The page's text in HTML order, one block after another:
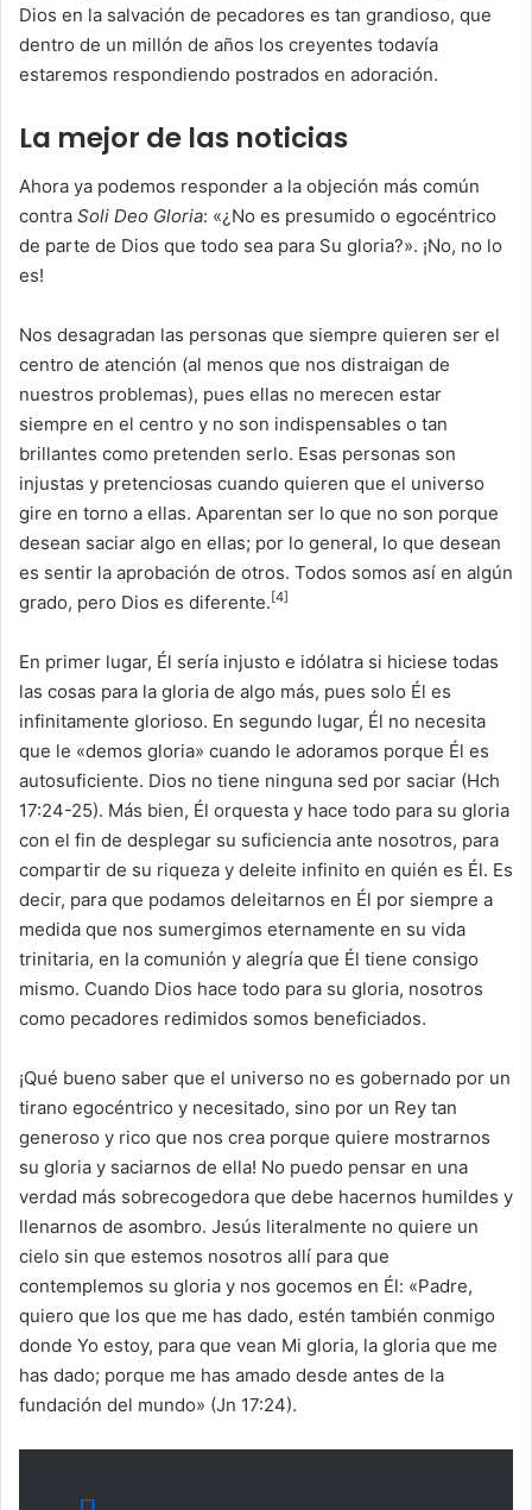
Dios en la salvación de pecadores es tan grandioso, que
dentro de un millón de años los creyentes todavía
estaremos respondiendo postrados en adoración.
La mejor de las noticias
Ahora ya podemos responder a la objeción más común
contra Soli Deo Gloria: «¿No es presumido o egocéntrico
de parte de Dios que todo sea para Su gloria?». ¡No, no lo
es!
Nos desagradan las personas que siempre quieren ser el
centro de atención (al menos que nos distraigan de
nuestros problemas), pues ellas no merecen estar
siempre en el centro y no son indispensables o tan
brillantes como pretenden serlo. Esas personas son
injustas y pretenciosas cuando quieren que el universo
gire en torno a ellas. Aparentan ser lo que no son porque
desean saciar algo en ellas; por lo general, lo que desean
es sentir la aprobación de otros. Todos somos así en algún
grado, pero Dios es diferente. [4]
En primer lugar, Él sería injusto e idólatra si hiciese todas
las cosas para la gloria de algo más, pues solo Él es
infinitamente glorioso. En segundo lugar, Él no necesita
que le «demos gloria» cuando le adoramos porque Él es
autosuficiente. Dios no tiene ninguna sed por saciar (Hch
17:24-25). Más bien, Él orquesta y hace todo para su gloria
con el fin de desplegar su suficiencia ante nosotros, para
compartir de su riqueza y deleite infinito en quién es Él. Es
decir, para que podamos deleitarnos en Él por siempre a
medida que nos sumergimos eternamente en su vida
trinitaria, en la comunión y alegría que Él tiene consigo
mismo. Cuando Dios hace todo para su gloria, nosotros
como pecadores redimidos somos beneficiados.
¡Qué bueno saber que el universo no es gobernado por un
tirano egocéntrico y necesitado, sino por un Rey tan
generoso y rico que nos crea porque quiere mostrarnos
su gloria y saciarnos de ella! No puedo pensar en una
verdad más sobrecogedora que debe hacernos humildes y
llenarnos de asombro. Jesús literalmente no quiere un
cielo sin que estemos nosotros allí para que
contemplemos su gloria y nos gocemos en Él: «Padre,
quiero que los que me has dado, estén también conmigo
donde Yo estoy, para que vean Mi gloria, la gloria que me
has dado; porque me has amado desde antes de la
fundación del mundo» (Jn 17:24).